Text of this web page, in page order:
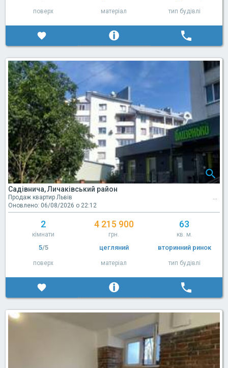
поверх матеріал тип будівлі
Садівнича, Личаківський район
Продаж квартир Львів
Оновлено: 06/08/2026 о 22:12
2
кімнати
4 215 900
грн.
63
кв. м.
5/5
поверх
цегляний
матеріал
вторинний ринок
тип будівлі